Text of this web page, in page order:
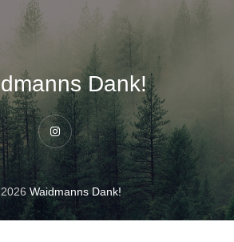
Dank!
Instagram
Waidmanns Dank!